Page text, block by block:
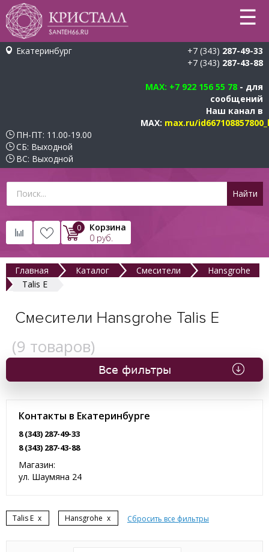
☰
Екатеринбург +7 (343) 287-49-33
+7 (343) 287-43-88
MAX: +7 922 156 55 78 - для
сообщений
Наш канал в
MAX: max.ru/
ПН-ПТ: 11.00-19.00
СБ: Выходной
ВС: Выходной
0
Корзина
0 руб.
Главная Каталог Смесители
Hansgrohe
Talis E
Смесители Hansgrohe Talis E
(9 товаров)
Все фильтры
Контакты в Екатеринбурге
8 (343) 287-49-33
8 (343) 287-43-88
Магазин:
ул. Шаумяна 24
Talis E x Hansgrohe x Сбросить все фильтры